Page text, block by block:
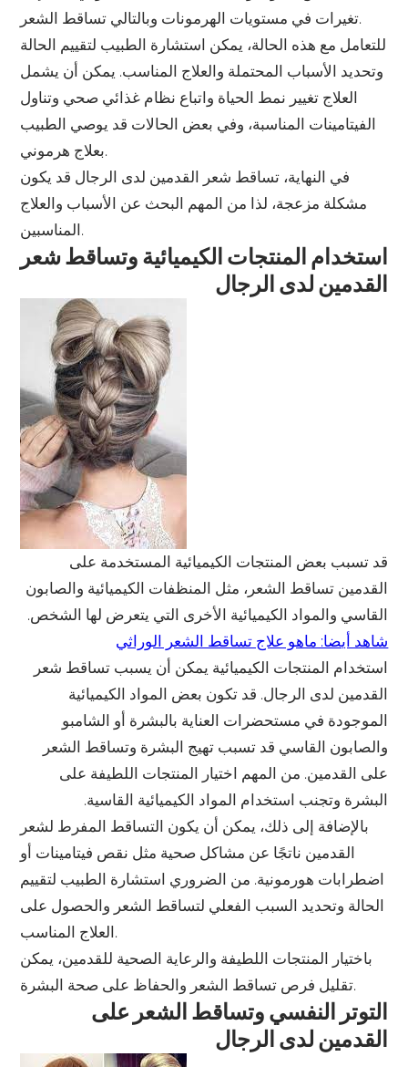
تغيرات في مستويات الهرمونات وبالتالي تساقط الشعر.
للتعامل مع هذه الحالة، يمكن استشارة الطبيب لتقييم الحالة
وتحديد الأسباب المحتملة والعلاج المناسب. يمكن أن يشمل
العلاج تغيير نمط الحياة واتباع نظام غذائي صحي وتناول
الفيتامينات المناسبة، وفي بعض الحالات قد يوصي الطبيب
بعلاج هرموني.
في النهاية، تساقط شعر القدمين لدى الرجال قد يكون
مشكلة مزعجة، لذا من المهم البحث عن الأسباب والعلاج
المناسبين.
استخدام المنتجات الكيميائية وتساقط شعر
القدمين لدى الرجال
قد تسبب بعض المنتجات الكيميائية المستخدمة على
القدمين تساقط الشعر، مثل المنظفات الكيميائية والصابون
القاسي والمواد الكيميائية الأخرى التي يتعرض لها الشخص.
شاهد أيضا: ماهو علاج تساقط الشعر الوراثي
استخدام المنتجات الكيميائية يمكن أن يسبب تساقط شعر
القدمين لدى الرجال. قد تكون بعض المواد الكيميائية
الموجودة في مستحضرات العناية بالبشرة أو الشامبو
والصابون القاسي قد تسبب تهيج البشرة وتساقط الشعر
على القدمين. من المهم اختيار المنتجات اللطيفة على
البشرة وتجنب استخدام المواد الكيميائية القاسية.
بالإضافة إلى ذلك، يمكن أن يكون التساقط المفرط لشعر
القدمين ناتجًا عن مشاكل صحية مثل نقص فيتامينات أو
اضطرابات هورمونية. من الضروري استشارة الطبيب لتقييم
الحالة وتحديد السبب الفعلي لتساقط الشعر والحصول على
العلاج المناسب.
باختيار المنتجات اللطيفة والرعاية الصحية للقدمين، يمكن
تقليل فرص تساقط الشعر والحفاظ على صحة البشرة.
التوتر النفسي وتساقط الشعر على
القدمين لدى الرجال